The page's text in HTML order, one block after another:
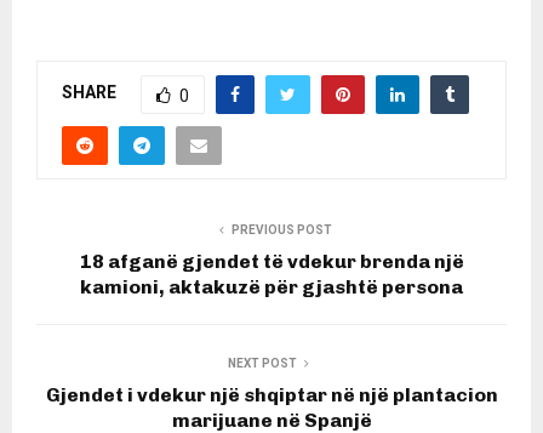
SHARE 0
PREVIOUS POST
18 afganë gjendet të vdekur brenda një
kamioni, aktakuzë për gjashtë persona
NEXT POST
Gjendet i vdekur një shqiptar në një plantacion
marijuane në Spanjë